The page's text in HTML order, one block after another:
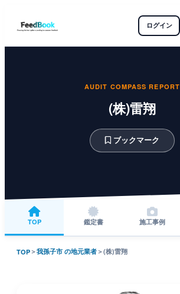
ログイン
AUDIT COMPASS REPORT
(株)雷翔
ブックマーク
TOP 鑑定書 施工事例
TOP＞我孫子市 の地元業者＞(株)雷翔